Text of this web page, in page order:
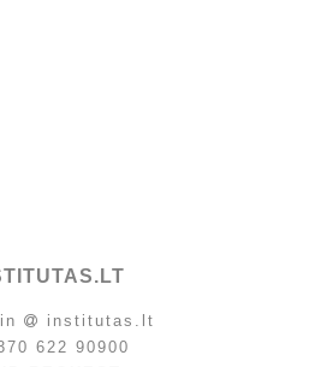
institutas.lt
622 90900